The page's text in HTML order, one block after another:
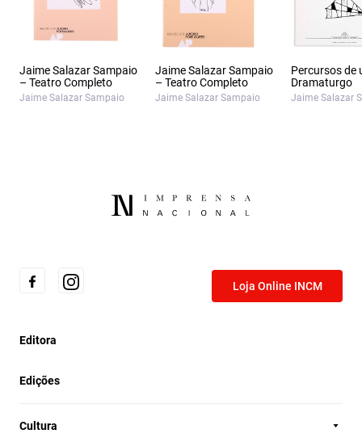
Jaime Salazar Sampaio
– Teatro Completo
Jaime Salazar Sampaio
Jaime Salazar Sampaio
– Teatro Completo
Jaime Salazar Sampaio
Percursos de
Dramaturgo
Jaime Salazar
Loja Online INCM
Editora
Edições
Cultura